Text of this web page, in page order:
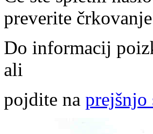
preverite
Do informacij
ali
pojdite na prejšnjo